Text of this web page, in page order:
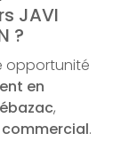
JAVI
?
opportunité
en
,
.